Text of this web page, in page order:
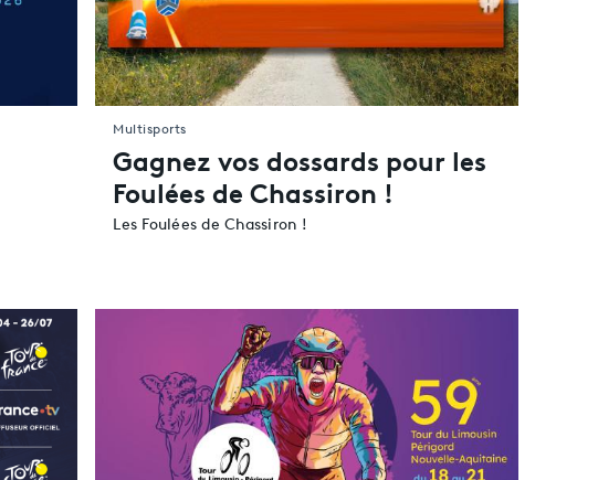
Gagnez vos dossards pour les
Foulées de Chassiron !
Les Foulées de Chassiron !
Multisports